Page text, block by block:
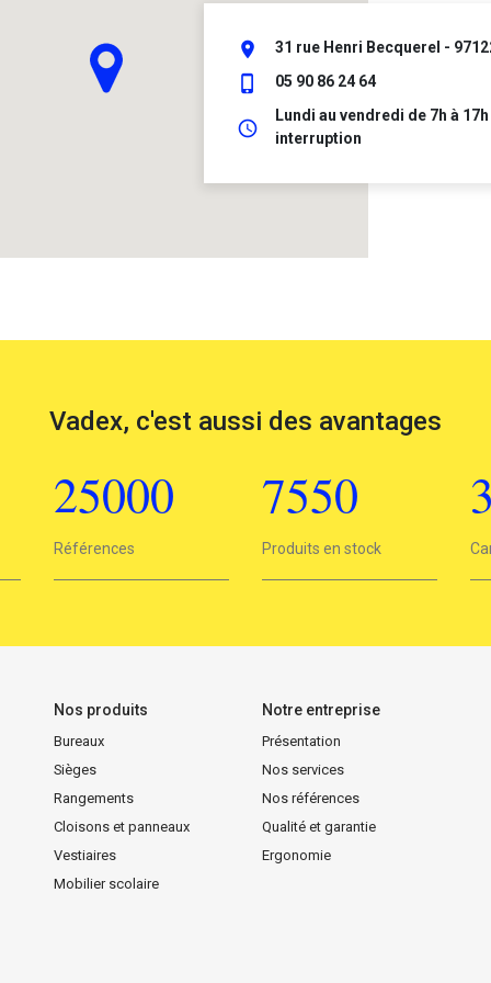
place 31 rue Henri Becquerel -
phone_iphone 05 90 86 24 64
schedule
Lundi au vendredi de 7h à
interruption
Vadex, c'est aussi des avantages
25000
25000
Références
7550
7550
Produits en stock
3
3
Nos produits
Bureaux
Sièges
Rangements
Cloisons et panneaux
Vestiaires
Mobilier scolaire
Notre entreprise
Présentation
Nos services
Nos références
Qualité et garantie
Ergonomie